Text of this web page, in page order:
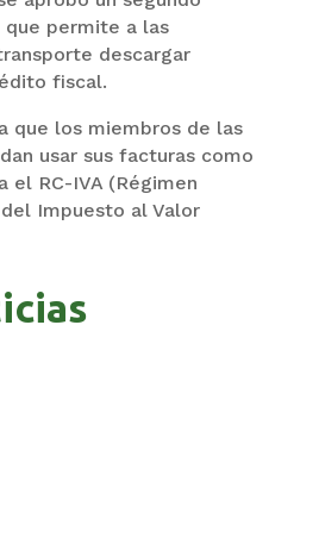
permite a las
descargar
fiscal.
que los miembros de las
usar sus facturas como
el RC-IVA (Régimen
Impuesto al Valor